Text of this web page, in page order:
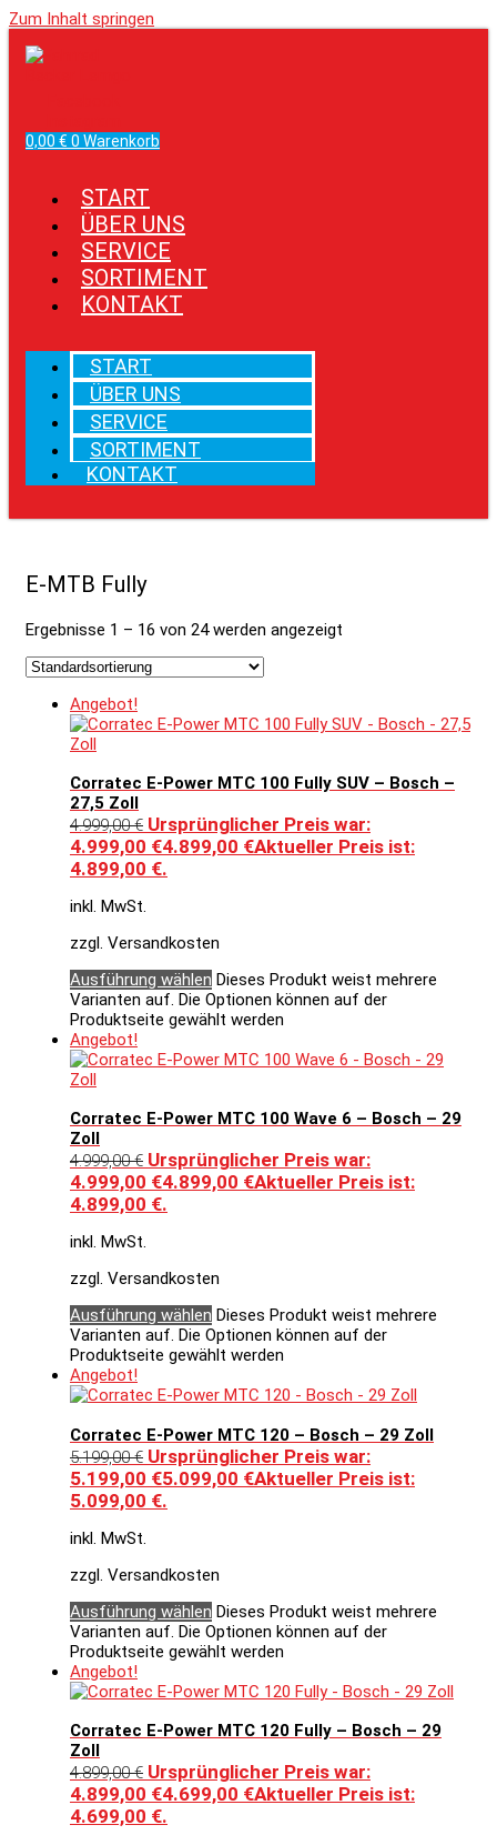
Zum Inhalt springen
0,00 € 0 Warenkorb
START
ÜBER UNS
SERVICE
SORTIMENT
KONTAKT
START
ÜBER UNS
SERVICE
SORTIMENT
KONTAKT
E-MTB Fully
Ergebnisse 1 – 16 von 24 werden angezeigt
Angebot!
Corratec E-Power MTC 100 Fully SUV – Bosch –
27,5 Zoll
4.999,00€ Ursprünglicher Preis war:
4.999,00 €4.899,00 €Aktueller Preis ist:
4.899,00 €.
inkl. MwSt.
zzgl. Versandkosten
Ausführung wählen Dieses Produkt weist mehrere
Varianten auf. Die Optionen können auf der
Produktseite gewählt werden
Angebot!
Corratec E-Power MTC 100 Wave 6 – Bosch – 29
Zoll
4.999,00€ Ursprünglicher Preis war:
4.999,00 €4.899,00 €Aktueller Preis ist:
4.899,00 €.
inkl. MwSt.
zzgl. Versandkosten
Ausführung wählen Dieses Produkt weist mehrere
Varianten auf. Die Optionen können auf der
Produktseite gewählt werden
Angebot!
Corratec E-Power MTC 120 – Bosch – 29 Zoll
5.199,00€ Ursprünglicher Preis war:
5.199,00 €5.099,00 €Aktueller Preis ist:
5.099,00 €.
inkl. MwSt.
zzgl. Versandkosten
Ausführung wählen Dieses Produkt weist mehrere
Varianten auf. Die Optionen können auf der
Produktseite gewählt werden
Angebot!
Corratec E-Power MTC 120 Fully – Bosch – 29
Zoll
4.899,00€ Ursprünglicher Preis war:
4.899,00 €4.699,00 €Aktueller Preis ist:
4.699,00 €.